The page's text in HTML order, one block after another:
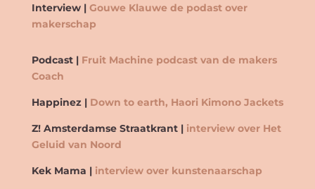
Interview | Gouwe Klauwe de podast over
makerschap
Podcast | Fruit Machine podcast van de makers
Coach
Happinez | Down to earth, Haori Kimono Jackets
Z! Amsterdamse Straatkrant | interview over Het
Geluid van Noord
Kek Mama | interview over kunstenaarschap